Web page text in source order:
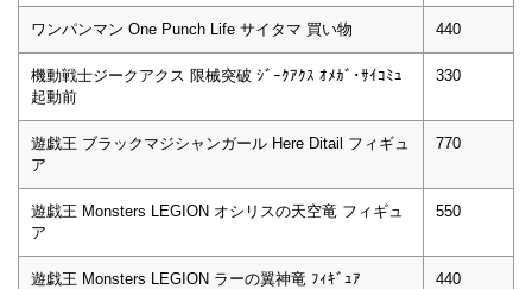
ワンパンマン One Punch Life サイタマ 買い物 440
機動戦士ジークアクス 限械突破 ｼﾞｰｸｱｸｽ ｵﾒｶﾞ･ｻｲｺﾐｭ
起動前
330
遊戯王 ブラックマジシャンガール Here Ditail フィギュ
ア
770
遊戯王 Monsters LEGION オシリスの天空竜 フィギュ
ア
550
遊戯王 Monsters LEGION ラーの翼神竜 ﾌｨｷﾞｭｱ 440